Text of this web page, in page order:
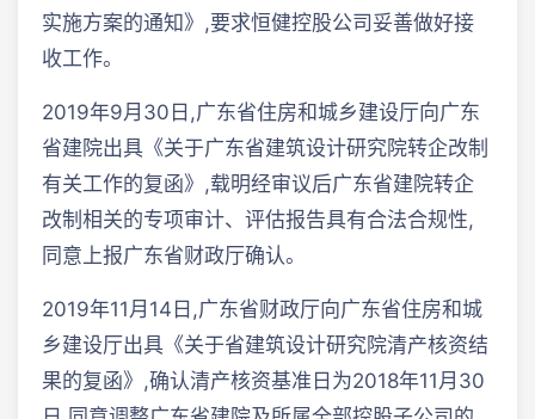
实施方案的通知》,要求恒健控股公司妥善做好接
收工作。
2019年9月30日,广东省住房和城乡建设厅向广东
省建院出具《关于广东省建筑设计研究院转企改制
有关工作的复函》,载明经审议后广东省建院转企
改制相关的专项审计、评估报告具有合法合规性,
同意上报广东省财政厅确认。
2019年11月14日,广东省财政厅向广东省住房和城
乡建设厅出具《关于省建筑设计研究院清产核资结
果的复函》,确认清产核资基准日为2018年11月30